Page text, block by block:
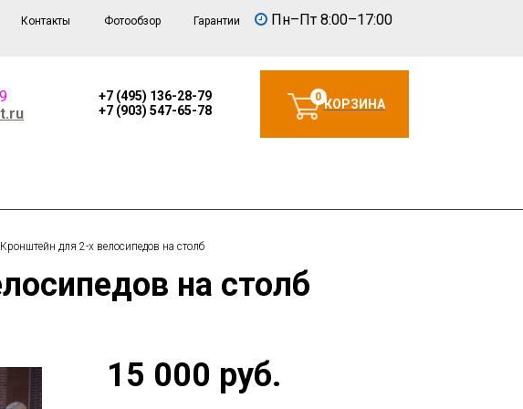
Контакты Фотообзор Гарантии Пн–Пт 8:00–17:00
+7 (495) 136-28-79
+7 (903) 547-65-78
0КОРЗИНА
Кронштейн для 2-х велосипедов на столб
на столб
15 000 руб.